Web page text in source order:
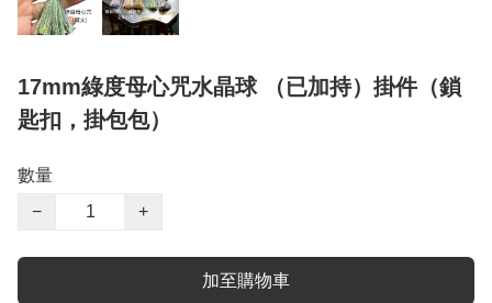
17mm綠度母心咒水晶球 （已加持）掛件（鎖
匙扣，掛包包）
數量
−
+
加至購物車